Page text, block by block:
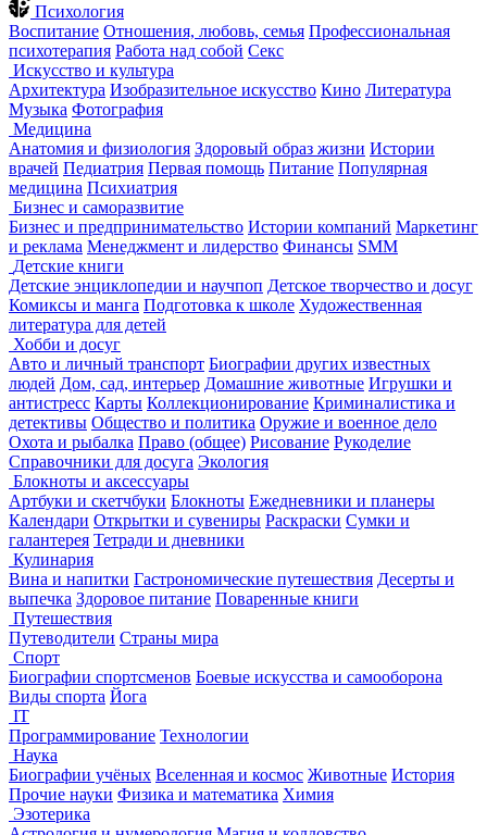
Психология
Воспитание Отношения, любовь, семья Профессиональная
психотерапия Работа над собой Секс
Искусство и культура
Архитектура Изобразительное искусство Кино Литература
Музыка Фотография
Медицина
Анатомия и физиология Здоровый образ жизни Истории
врачей Педиатрия Первая помощь Питание Популярная
медицина Психиатрия
Бизнес и саморазвитие
Бизнес и предпринимательство Истории компаний Маркетинг
и реклама Менеджмент и лидерство Финансы SMM
Детские книги
Детские энциклопедии и научпоп Детское творчество и досуг
Комиксы и манга Подготовка к школе Художественная
литература для детей
Хобби и досуг
Авто и личный транспорт Биографии других известных
людей Дом, сад, интерьер Домашние животные Игрушки и
антистресс Карты Коллекционирование Криминалистика и
детективы Общество и политика Оружие и военное дело
Охота и рыбалка Право (общее) Рисование Рукоделие
Справочники для досуга Экология
Блокноты и аксессуары
Артбуки и скетчбуки Блокноты Ежедневники и планеры
Календари Открытки и сувениры Раскраски Сумки и
галантерея Тетради и дневники
Кулинария
Вина и напитки Гастрономические путешествия Десерты и
выпечка Здоровое питание Поваренные книги
Путешествия
Путеводители Страны мира
Спорт
Биографии спортсменов Боевые искусства и самооборона
Виды спорта Йога
IT
Программирование Технологии
Наука
Биографии учёных Вселенная и космос Животные История
Прочие науки Физика и математика Химия
Эзотерика